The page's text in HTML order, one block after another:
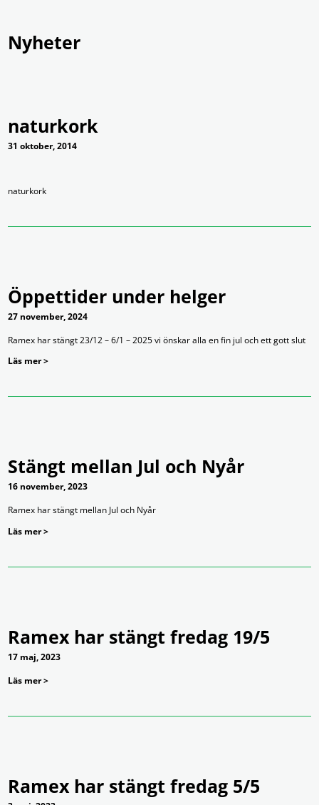
Produkter
Kontakt
Nyheter
naturkork
31 oktober, 2014
naturkork
Öppettider under helger
27 november, 2024
Ramex har stängt 23/12 – 6/1 – 2025 vi önskar alla en fin jul och ett gott slut
Läs mer >
Stängt mellan Jul och Nyår
16 november, 2023
Ramex har stängt mellan Jul och Nyår
Läs mer >
Ramex har stängt fredag 19/5
17 maj, 2023
Läs mer >
Ramex har stängt fredag 5/5